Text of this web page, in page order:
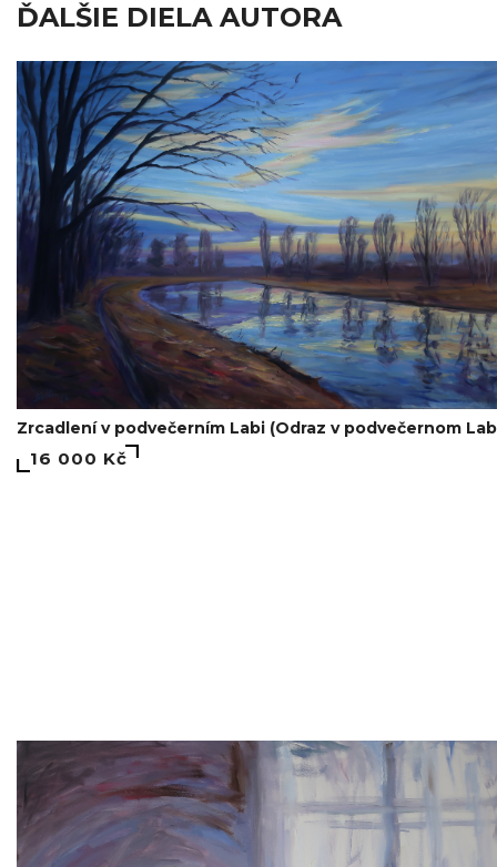
ĎALŠIE DIELA AUTORA
Zrcadlení v podvečerním Labi (Odraz v podvečernom
16 000 Kč